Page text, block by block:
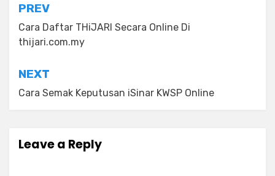
Post
navigation
PREV
Cara Daftar THiJARI Secara Online Di
thijari.com.my
NEXT
Cara Semak Keputusan iSinar KWSP Online
Leave a Reply